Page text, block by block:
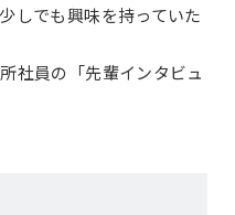
しでも興味を持っていた
社員の「先輩インタビュ